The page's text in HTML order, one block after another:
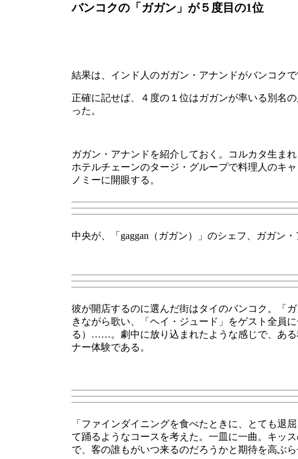
バンコクの「ガガン」が５度目の1位
結果は、インド人のガガン・アナンドがバンコク
正確に記せば、 ４度の１位はガガンが率いる別名の
った。
ガガン・アナンドを紹介しておく。コルカタ生ま
ホテルチェーンのタージ・グループで料理人のキ
ノミーに開眼する。
中央が、「gaggan（ガガン）」のシェフ、ガガン・
彼が開店するのに選んだ街はタイのバンコク。「
きながら歌い、「ヘイ・ジュード」をゲスト全員
る）……。劇中に放り込まれたような感じで、あ
ナー体験である。
「ファインダイニングを食べたときに、とても退
て踊るようなコースを考えた。一皿に一曲。キッ
で、客の誰もがいつ来るのだろうかと期待を高ぶら